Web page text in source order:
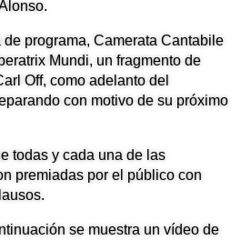
programa, Camerata Cantabile
Mundi, un fragmento de
Off, como adelanto del
con motivo de su próximo
todas y cada una de las
premiadas por el público con
se muestra un vídeo de